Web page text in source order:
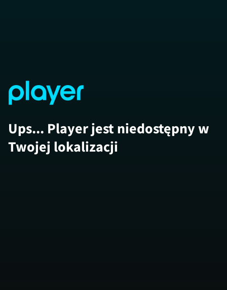
Ups... Player jest niedostępny w
Twojej lokalizacji